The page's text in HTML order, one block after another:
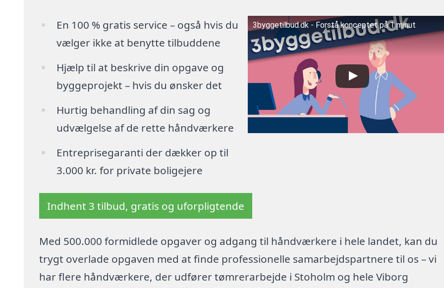
En 100 % gratis service – også hvis du
vælger ikke at benytte tilbuddene
Hjælp til at beskrive din opgave og
byggeprojekt – hvis du ønsker det
Hurtig behandling af din sag og
udvælgelse af de rette håndværkere
Entreprisegaranti der dækker op til
3.000 kr. for private boligejere
3byggetilbud.dk - Forstå konceptet på 1 minut
Indhent 3 tilbud, gratis og uforpligtende
Med 500.000 formidlede opgaver og adgang til håndværkere i hele landet, kan du
trygt overlade opgaven med at finde professionelle samarbejdspartnere til os – vi
har flere håndværkere, der udfører tømrerarbejde i Stoholm og hele Viborg